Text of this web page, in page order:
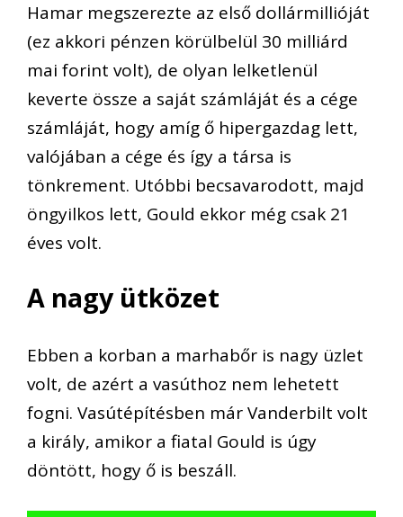
Hamar megszerezte az első dollármillióját
(ez akkori pénzen körülbelül 30 milliárd
mai forint volt), de olyan lelketlenül
keverte össze a saját számláját és a cége
számláját, hogy amíg ő hipergazdag lett,
valójában a cége és így a társa is
tönkrement. Utóbbi becsavarodott, majd
öngyilkos lett, Gould ekkor még csak 21
éves volt.
A nagy ütközet
Ebben a korban a marhabőr is nagy üzlet
volt, de azért a vasúthoz nem lehetett
fogni. Vasútépítésben már Vanderbilt volt
a király, amikor a fiatal Gould is úgy
döntött, hogy ő is beszáll.